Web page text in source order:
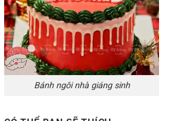
Bánh ngôi nhà giáng sinh